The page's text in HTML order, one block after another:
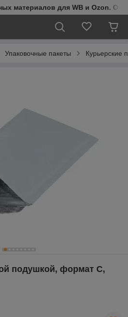
материалов для WB и Ozon.
Упаковочные пакеты Курьерские
подушкой, формат C,